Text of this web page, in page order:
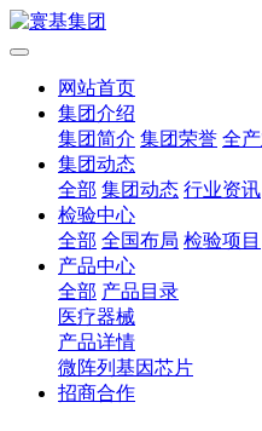
网站首页
集团介绍
集团简介 集团荣誉 全
集团动态
全部 集团动态 行业资讯
检验中心
全部 全国布局 检验项目
产品中心
全部 产品目录
医疗器械
产品详情
微阵列基因芯片
招商合作